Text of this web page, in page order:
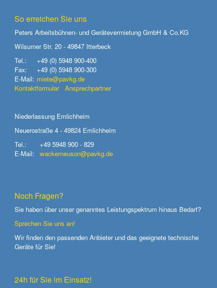
So erreichen Sie uns
Peters Arbeitsbühnen- und Gerätevermietung GmbH & Co.KG
Wilsumer Str. 20 - 49847 Itterbeck
Tel.:
+49 (0) 5948 900-400
Fax:
+49 (0) 5948 900-300
E-Mail: miete@pavkg.de
Kontaktformular
Ansprechpartner
Niederlassung Emlichheim
Neuerostraße 4 - 49824 Emlichheim
Tel.:
+49 5948 900 - 829
E-Mail:
wackerneuson@pavkg.de
Noch Fragen?
Sie haben über unser genanntes Leistungspektrum hinaus Bedarf?
Sprechen Sie uns an!
Wir finden den passenden Anbieter und das geeignete technische
Geräte für Sie!
24h für Sie im Einsatz!